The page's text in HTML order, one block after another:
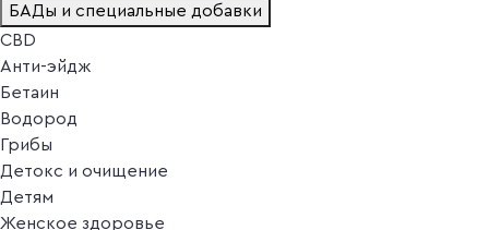
БАДы и специальные добавки
CBD
Анти-эйдж
Бетаин
Водород
Грибы
Детокс и очищение
Детям
Женское здоровье